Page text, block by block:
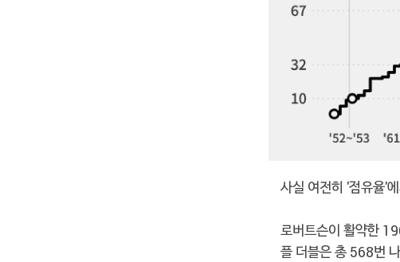
사실 여전히 '점유율'
로버트슨이 활약한
플 더블은 총 568번